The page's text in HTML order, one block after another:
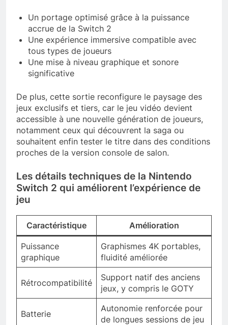
Un portage optimisé grâce à la puissance
accrue de la Switch 2
Une expérience immersive compatible avec
tous types de joueurs
Une mise à niveau graphique et sonore
significative
De plus, cette sortie reconfigure le paysage des
jeux exclusifs et tiers, car le jeu vidéo devient
accessible à une nouvelle génération de joueurs,
notamment ceux qui découvrent la saga ou
souhaitent enfin tester le titre dans des conditions
proches de la version console de salon.
Les détails techniques de la Nintendo
Switch 2 qui améliorent l’expérience de
jeu
Caractéristique Amélioration
Puissance
graphique
Graphismes 4K portables,
fluidité améliorée
Rétrocompatibilité
Support natif des anciens
jeux, y compris le GOTY
Batterie
Autonomie renforcée pour
de longues sessions de jeu